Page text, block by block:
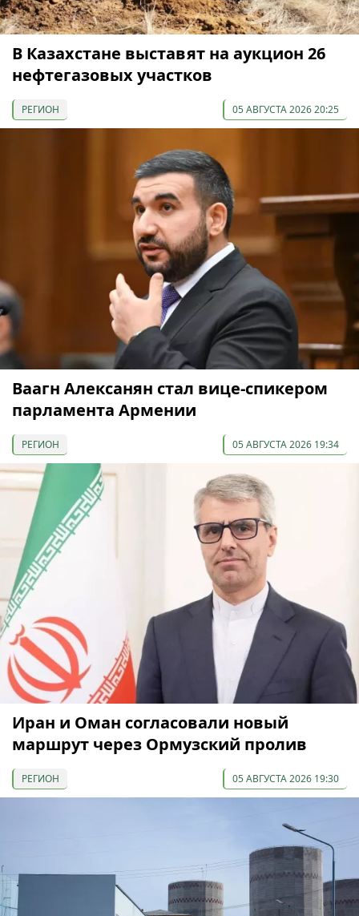
В Казахстане выставят на аукцион 26
нефтегазовых участков
РЕГИОН 05 АВГУСТА 2026 20:25
Ваагн Алексанян стал вице-спикером
парламента Армении
РЕГИОН 05 АВГУСТА 2026 19:34
Иран и Оман согласовали новый
маршрут через Ормузский пролив
РЕГИОН 05 АВГУСТА 2026 19:30